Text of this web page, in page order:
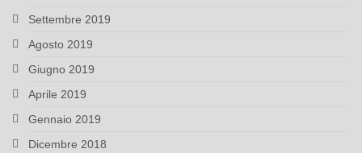
Settembre 2019
Agosto 2019
Giugno 2019
Aprile 2019
Gennaio 2019
Dicembre 2018